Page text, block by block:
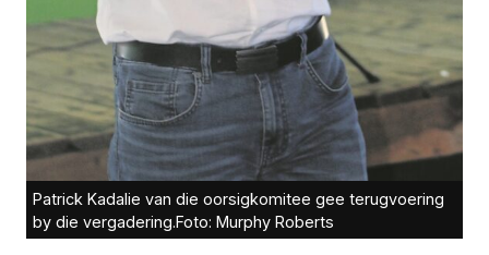
Patrick Kadalie van die oorsigkomitee gee terugvoering
by die vergadering.Foto: Murphy Roberts